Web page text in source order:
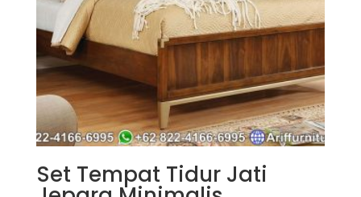
Set Tempat Tidur Jati